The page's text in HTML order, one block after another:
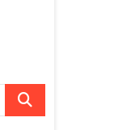
Suchen …